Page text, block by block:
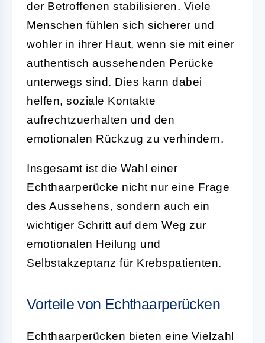
der Betroffenen stabilisieren. Viele
Menschen fühlen sich sicherer und
wohler in ihrer Haut, wenn sie mit einer
authentisch aussehenden Perücke
unterwegs sind. Dies kann dabei
helfen, soziale Kontakte
aufrechtzuerhalten und den
emotionalen Rückzug zu verhindern.
Insgesamt ist die Wahl einer
Echthaarperücke nicht nur eine Frage
des Aussehens, sondern auch ein
wichtiger Schritt auf dem Weg zur
emotionalen Heilung und
Selbstakzeptanz für Krebspatienten.
Vorteile von Echthaarperücken
Echthaarperücken bieten eine Vielzahl